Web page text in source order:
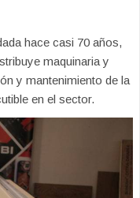
hace casi 70 años,
maquinaria y
y mantenimiento de la
en el sector.